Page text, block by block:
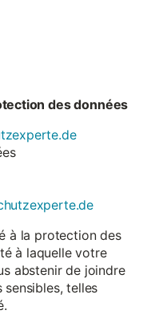
des données
à la protection des
à laquelle votre
abstenir de joindre
telles